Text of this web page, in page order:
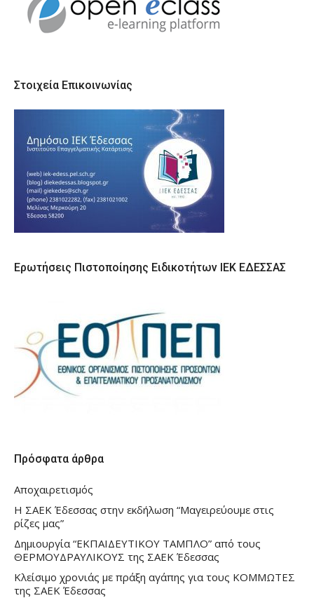
Στοιχεία Επικοινωνίας
Ερωτήσεις Πιστοποίησης Ειδικοτήτων ΙΕΚ ΕΔΕΣΣΑΣ
Πρόσφατα άρθρα
Αποχαιρετισμός
Η ΣΑΕΚ Έδεσσας στην εκδήλωση “Μαγειρεύουμε στις
ρίζες μας”
Δημιουργία “ΕΚΠΑΙΔΕΥΤΙΚΟΥ ΤΑΜΠΛΟ” από τους
ΘΕΡΜΟΥΔΡΑΥΛΙΚΟΥΣ της ΣΑΕΚ Έδεσσας
Κλείσιμο χρονιάς με πράξη αγάπης για τους ΚΟΜΜΩΤΕΣ
της ΣΑΕΚ Έδεσσας